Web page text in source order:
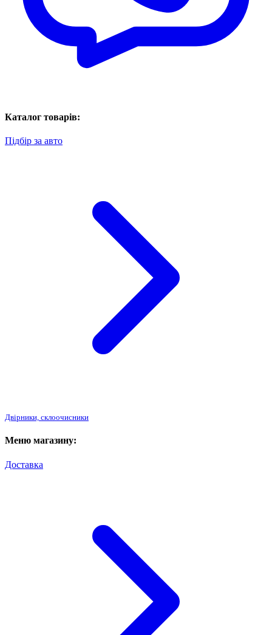
Каталог товарів:
Підбір за авто
Двірники, склоочисники
Меню магазину:
Доставка